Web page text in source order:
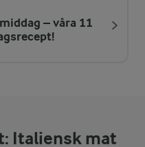
– våra 11
Italiensk mat